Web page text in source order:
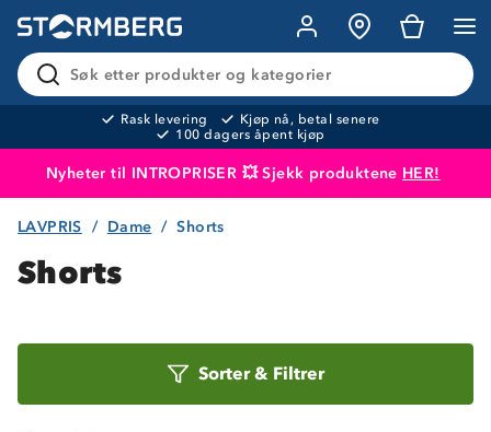
Søk etter produkter og kategorier
Rask levering
Kjøp nå, betal senere
100 dagers åpent kjøp
Nyheter til INTROPRISER 💥 Sjekk produktene HER!
Produktet er lagt i handlekurven
LAVPRIS Dame Shorts
Shorts
Sorter& Filtrer